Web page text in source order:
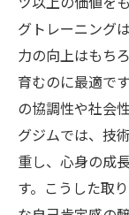
とは？
夢に向か
成長の秘訣
グトレーニング
力の向上はもち
育むのに最適で
の協調性や社会
グジムでは、技
重し、心身の成
す。こうした取